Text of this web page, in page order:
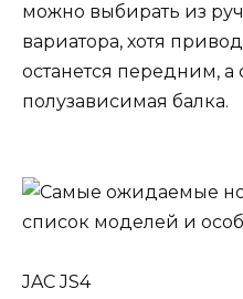
можно выбирать из
вариатора, хотя
останется передним, а
полузависимая балка.
JAC JS4